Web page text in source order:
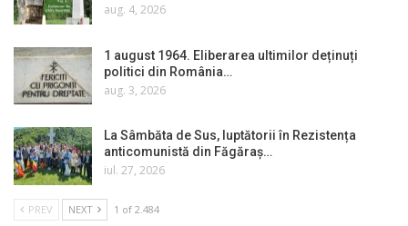
aug. 4, 2026
1 august 1964. Eliberarea ultimilor deținuți
politici din România…
aug. 3, 2026
La Sâmbăta de Sus, luptătorii în Rezistența
anticomunistă din Făgăraș…
iul. 27, 2026
PREV NEXT 1 of 2.484